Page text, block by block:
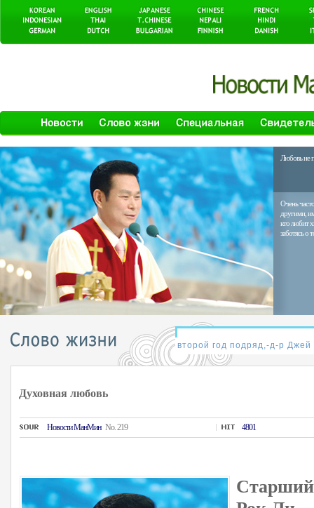
Любовь не
Очень
другими,
кто любит
заботясь о
Духовная любовь
Hовости MанMинNo. 219 4801